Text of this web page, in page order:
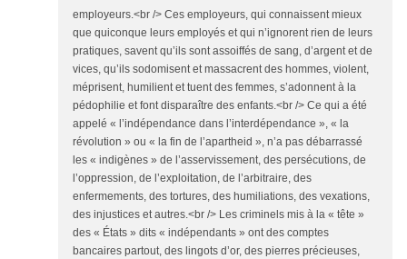
employeurs.<br /> Ces employeurs, qui connaissent mieux
que quiconque leurs employés et qui n’ignorent rien de leurs
pratiques, savent qu’ils sont assoiffés de sang, d’argent et de
vices, qu’ils sodomisent et massacrent des hommes, violent,
méprisent, humilient et tuent des femmes, s’adonnent à la
pédophilie et font disparaître des enfants.<br /> Ce qui a été
appelé « l’indépendance dans l’interdépendance », « la
révolution » ou « la fin de l’apartheid », n’a pas débarrassé
les « indigènes » de l’asservissement, des persécutions, de
l’oppression, de l’exploitation, de l’arbitraire, des
enfermements, des tortures, des humiliations, des vexations,
des injustices et autres.<br /> Les criminels mis à la « tête »
des « États » dits « indépendants » ont des comptes
bancaires partout, des lingots d’or, des pierres précieuses,